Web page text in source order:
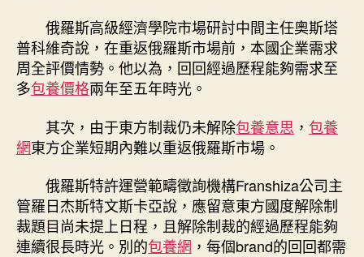
俄羅斯高級經濟學院市場研討中間主任奧斯塔
普科維奇說，在重返俄羅斯市場前，本國企業需求
周全評價情勢。他以為，回回經過歷程能夠需求至
多包養價格兩年至五年時光。
其次，由于東方制裁仍未解除包養意思 ， 包養
網東方企業短期內難以重返俄羅斯市場。
俄羅斯特許運營範疇徵詢機構Franshiza公司主
管羅日杰斯特文斯卡亞說，應留意東方國度解除制
裁題目尚未提上日程，且解除制裁的經過歷程能夠
連續很長時光。別的包養網 ，每個brand的回回都需